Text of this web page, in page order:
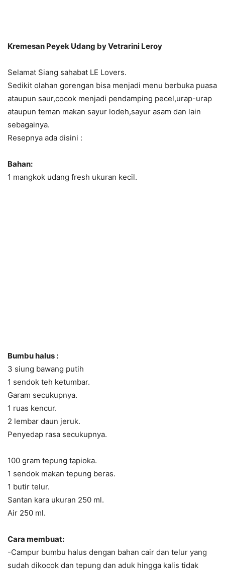
Kremesan Peyek Udang by Vetrarini Leroy
Selamat Siang sahabat LE Lovers.
Sedikit olahan gorengan bisa menjadi menu berbuka puasa
ataupun saur,cocok menjadi pendamping pecel,urap-urap
ataupun teman makan sayur lodeh,sayur asam dan lain
sebagainya.
Resepnya ada disini :
Bahan:
1 mangkok udang fresh ukuran kecil.
Bumbu halus :
3 siung bawang putih
1 sendok teh ketumbar.
Garam secukupnya.
1 ruas kencur.
2 lembar daun jeruk.
Penyedap rasa secukupnya.
100 gram tepung tapioka.
1 sendok makan tepung beras.
1 butir telur.
Santan kara ukuran 250 ml.
Air 250 ml.
Cara membuat:
-Campur bumbu halus dengan bahan cair dan telur yang
sudah dikocok dan tepung dan aduk hingga kalis tidak